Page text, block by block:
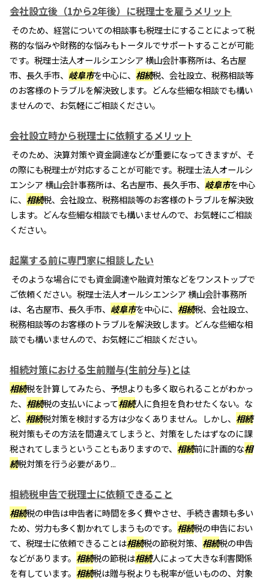
会社設立後（1から2年後）に税理士を雇うメリット
そのため、経営についての相談事も税理士にすることによって税
務的な悩みや財務的な悩みもトータルでサポートすることが可能
です。税理士法人オールシエンシア 横山会計事務所は、名古屋
市、長久手市、 岐阜市を中心に、 相続税、会社設立、税務相談等
のお客様のトラブルを解決致します。どんな些細な相談でも構い
ませんので、お気軽にご相談ください。
会社設立時から税理士に依頼するメリット
そのため、決算対策や資金調達などが重要になってきますが、そ
の際にも税理士が対応することが可能です。税理士法人オールシ
エンシア 横山会計事務所は、名古屋市、長久手市、 岐阜市を中心
に、 相続税、会社設立、税務相談等のお客様のトラブルを解決致
します。どんな些細な相談でも構いませんので、お気軽にご相談
ください。
起業する前に専門家に相談したい
そのような場合にでも資金調達や融資対策などをワンストップで
ご依頼ください。税理士法人オールシエンシア 横山会計事務所
は、名古屋市、長久手市、 岐阜市を中心に、 相続税、会社設立、
税務相談等のお客様のトラブルを解決致します。どんな些細な相
談でも構いませんので、お気軽にご相談ください。
相続対策における生前贈与(生前分与)とは
相続税を計算してみたら、予想よりも多く取られることがわかっ
た、 相続税の支払いによって相続人に負担を負わせたくない。な
ど、 相続税対策を検討する方は少なくありません。しかし、 相続
税対策もその方法を間違えてしまうと、対策をしたはずなのに課
税されてしまうということもありますので、 相続前に計画的な相
続税対策を行う必要があり...
相続税申告で税理士に依頼できること
相続税の申告は申告者に時間を多く費やさせ、手続き書類も多い
ため、労力も多く割かれてしまうものです。 相続税の申告におい
て、税理士に依頼できることは相続税の節税対策、 相続税の申告
などがあります。 相続税の節税は相続人によって大きな利害関係
を有しています。 相続税は贈与税よりも税率が低いものの、対象